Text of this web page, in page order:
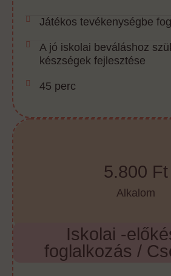
Játékos tevékenységbe
A jó iskolai beváláshoz
készségek fejlesztése
45 perc
5.800 Ft
Alkalom
Iskolai -
foglalkozás /